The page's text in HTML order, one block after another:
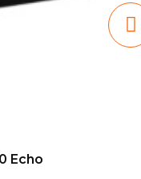
Echo